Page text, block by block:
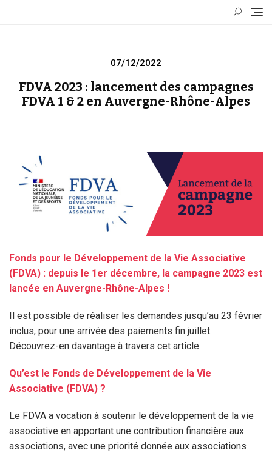
Posted
07/12/2022
FDVA 2023 : lancement des campagnes
FDVA 1 & 2 en Auvergne-Rhône-Alpes
Fonds pour le Développement de la Vie Associative
(FDVA) : depuis le 1er décembre, la campagne 2023 est
lancée en Auvergne-Rhône-Alpes !
Il est possible de réaliser les demandes jusqu’au 23 février
inclus, pour une arrivée des paiements fin juillet.
Découvrez-en davantage à travers cet article.
Qu’est le Fonds de Développement de la Vie
Associative (FDVA) ?
Le FDVA a vocation à soutenir le développement de la vie
associative en apportant une contribution financière aux
associations, avec une priorité donnée aux associations